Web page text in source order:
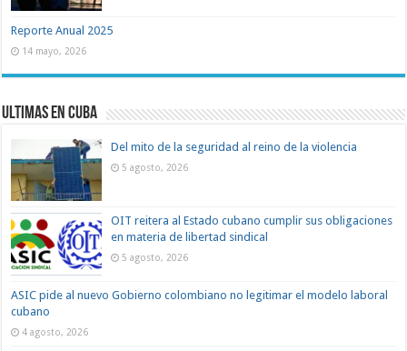
Reporte Anual 2025
14 mayo, 2026
Ultimas en Cuba
Del mito de la seguridad al reino de la violencia
5 agosto, 2026
OIT reitera al Estado cubano cumplir sus obligaciones
en materia de libertad sindical
5 agosto, 2026
ASIC pide al nuevo Gobierno colombiano no legitimar el modelo laboral
cubano
4 agosto, 2026